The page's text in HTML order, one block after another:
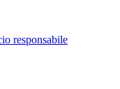
responsabile